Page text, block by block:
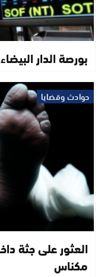
بورصة الدار
حوادث وقضايا
العثور على جثة
مكناس